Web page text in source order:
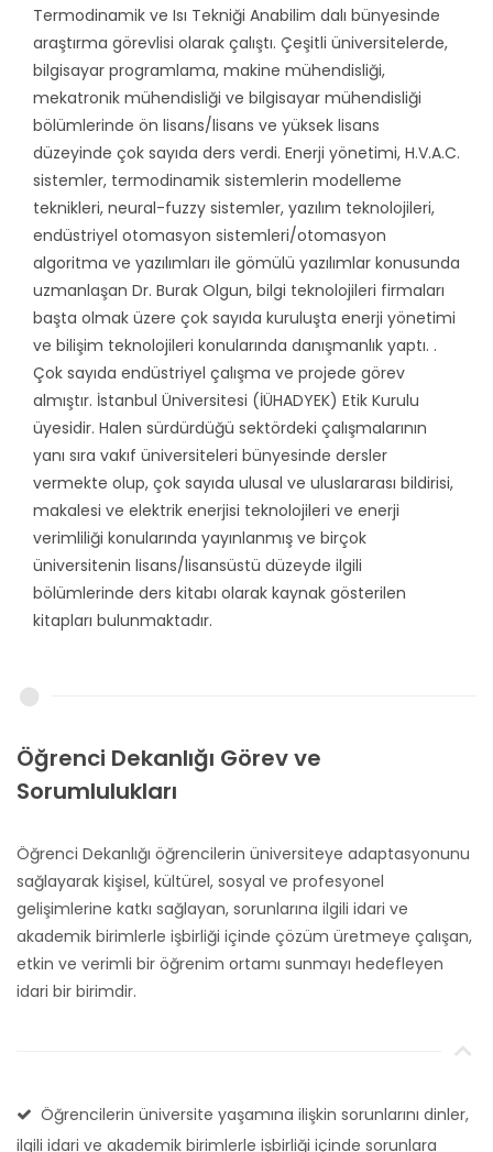
Termodinamik ve Isı Tekniği Anabilim dalı bünyesinde
araştırma görevlisi olarak çalıştı. Çeşitli üniversitelerde,
bilgisayar programlama, makine mühendisliği,
mekatronik mühendisliği ve bilgisayar mühendisliği
bölümlerinde ön lisans/lisans ve yüksek lisans
düzeyinde çok sayıda ders verdi. Enerji yönetimi, H.V.A.C.
sistemler, termodinamik sistemlerin modelleme
teknikleri, neural-fuzzy sistemler, yazılım teknolojileri,
endüstriyel otomasyon sistemleri/otomasyon
algoritma ve yazılımları ile gömülü yazılımlar konusunda
uzmanlaşan Dr. Burak Olgun, bilgi teknolojileri firmaları
başta olmak üzere çok sayıda kuruluşta enerji yönetimi
ve bilişim teknolojileri konularında danışmanlık yaptı. .
Çok sayıda endüstriyel çalışma ve projede görev
almıştır. İstanbul Üniversitesi (İÜHADYEK) Etik Kurulu
üyesidir. Halen sürdürdüğü sektördeki çalışmalarının
yanı sıra vakıf üniversiteleri bünyesinde dersler
vermekte olup, çok sayıda ulusal ve uluslararası bildirisi,
makalesi ve elektrik enerjisi teknolojileri ve enerji
verimliliği konularında yayınlanmış ve birçok
üniversitenin lisans/lisansüstü düzeyde ilgili
bölümlerinde ders kitabı olarak kaynak gösterilen
kitapları bulunmaktadır.
Öğrenci Dekanlığı Görev ve
Sorumlulukları
Öğrenci Dekanlığı öğrencilerin üniversiteye adaptasyonunu
sağlayarak kişisel, kültürel, sosyal ve profesyonel
gelişimlerine katkı sağlayan, sorunlarına ilgili idari ve
akademik birimlerle işbirliği içinde çözüm üretmeye çalışan,
etkin ve verimli bir öğrenim ortamı sunmayı hedefleyen
idari bir birimdir.
Öğrencilerin üniversite yaşamına ilişkin sorunlarını dinler,
ilgili idari ve akademik birimlerle işbirliği içinde sorunlara